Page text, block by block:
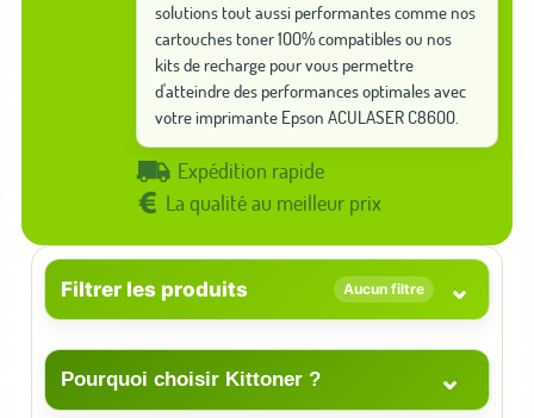
solutions tout aussi performantes comme nos
cartouches toner 100% compatibles ou nos
kits de recharge pour vous permettre
d'atteindre des performances optimales avec
votre imprimante Epson ACULASER C8600.
Expédition rapide
La qualité au meilleur prix
Filtrer les produits Aucun filtre ⌄
Pourquoi choisir Kittoner ? ⌄